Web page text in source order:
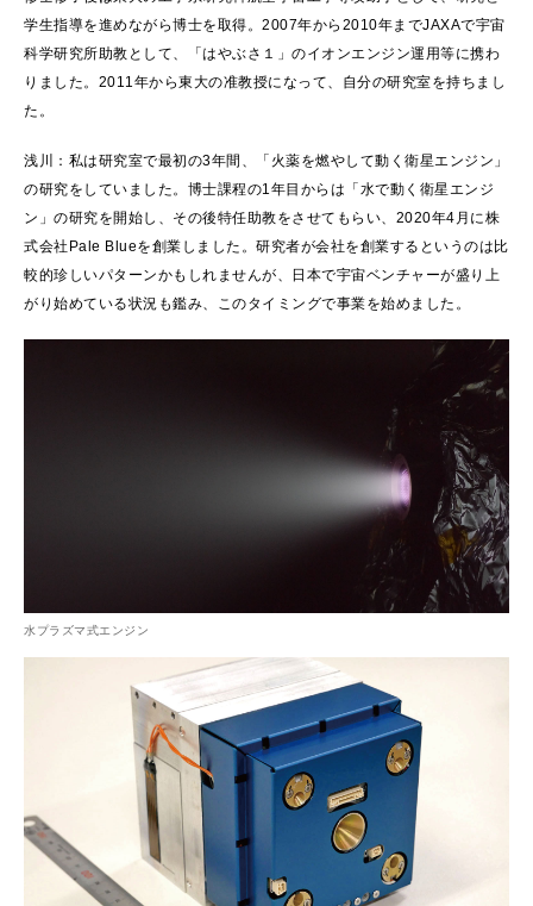
学生指導を進めながら博士を取得。2007年から2010年までJAXAで宇宙
科学研究所助教として、「はやぶさ１」のイオンエンジン運用等に携わ
りました。2011年から東大の准教授になって、自分の研究室を持ちまし
た。
浅川：私は研究室で最初の3年間、「火薬を燃やして動く衛星エンジン」
の研究をしていました。博士課程の1年目からは「水で動く衛星エンジ
ン」の研究を開始し、その後特任助教をさせてもらい、2020年4月に株
式会社Pale Blueを創業しました。研究者が会社を創業するというのは比
較的珍しいパターンかもしれませんが、日本で宇宙ベンチャーが盛り上
がり始めている状況も鑑み、このタイミングで事業を始めました。
水プラズマ式エンジン